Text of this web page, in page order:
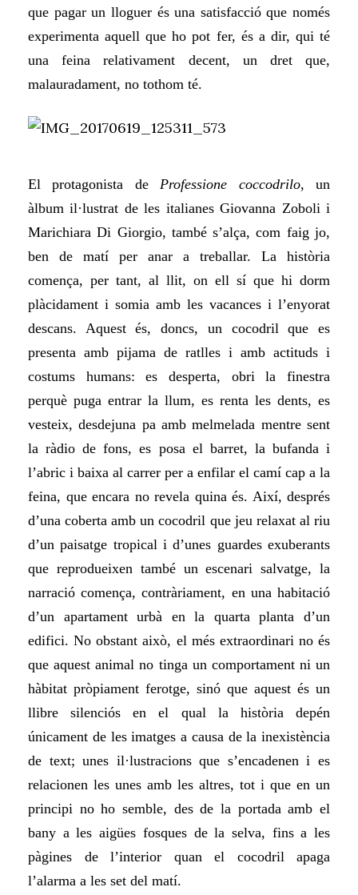
que pagar un lloguer és una satisfacció que només
experimenta aquell que ho pot fer, és a dir, qui té
una feina relativament decent, un dret que,
malauradament, no tothom té.
El protagonista deProfessione coccodrilo, un
àlbum il·lustrat de les italianes Giovanna Zoboli i
Marichiara Di Giorgio, també s’alça, com faig jo,
ben de matí per anar a treballar. La història
comença, per tant, al llit, on ell sí que hi dorm
plàcidament i somia amb les vacances i l’enyorat
descans. Aquest és, doncs, un cocodril que es
presenta amb pijama de ratlles i amb actituds i
costums
humans: es desperta, obri la finestra
perquè puga entrar la llum, es renta les dents, es
vesteix, desdejuna pa amb melmelada mentre sent
la ràdio de fons, es posa el barret, la bufanda i
l’abric i baixa al carrer per a enfilar el camí cap a la
feina, que encara no revela quina és. Així, després
d’una coberta amb un cocodril que jeu relaxat al riu
d’un paisatge tropical i d’unes guardes exuberants
que reprodueixen també un escenari salvatge, la
narració comença, contràriament, en una habitació
d’un apartament urbà en la quarta planta d’un
edifici. No obstant això, el més extraordinari no és
que aquest animal no tinga un comportament ni un
hàbitat pròpiament ferotge, sinó que aquest és un
llibre silenciós en el qual la història depén
únicament de les imatges a causa de la inexistència
de text; unes il·lustracions que s’encadenen i es
relacionen les unes amb les altres, tot i que en un
principi no ho semble, des de la portada amb el
bany a les aigües fosques de la selva, fins a les
pàgines de l’interior quan el cocodril apaga
l’alarma a les set del matí.